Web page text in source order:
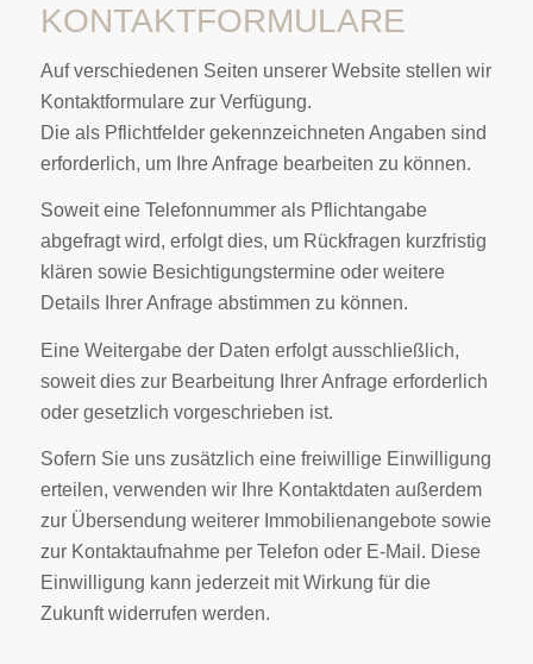
KONTAKTFORMULARE
Auf verschiedenen Seiten unserer Website stellen wir
Kontaktformulare zur Verfügung.
Die als Pflichtfelder gekennzeichneten Angaben sind
erforderlich, um Ihre Anfrage bearbeiten zu können.
Soweit eine Telefonnummer als Pflichtangabe
abgefragt wird, erfolgt dies, um Rückfragen kurzfristig
klären sowie Besichtigungstermine oder weitere
Details Ihrer Anfrage abstimmen zu können.
Eine Weitergabe der Daten erfolgt ausschließlich,
soweit dies zur Bearbeitung Ihrer Anfrage erforderlich
oder gesetzlich vorgeschrieben ist.
Sofern Sie uns zusätzlich eine freiwillige Einwilligung
erteilen, verwenden wir Ihre Kontaktdaten außerdem
zur Übersendung weiterer Immobilienangebote sowie
zur Kontaktaufnahme per Telefon oder E-Mail. Diese
Einwilligung kann jederzeit mit Wirkung für die
Zukunft widerrufen werden.